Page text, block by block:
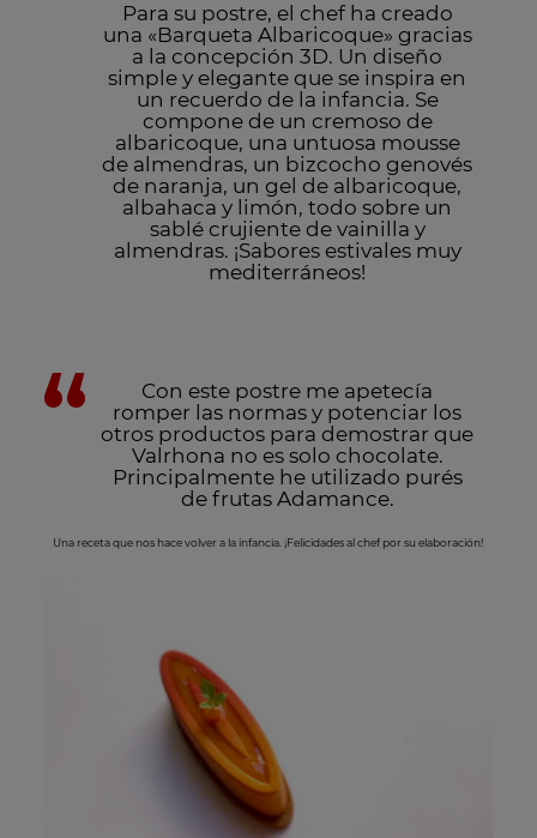
Para su postre, el chef ha creado
una «Barqueta Albaricoque» gracias
a la concepción 3D. Un diseño
simple y elegante que se inspira en
un recuerdo de la infancia. Se
compone de un cremoso de
albaricoque, una untuosa mousse
de almendras, un bizcocho genovés
de naranja, un gel de albaricoque,
albahaca y limón, todo sobre un
sablé crujiente de vainilla y
almendras. ¡Sabores estivales muy
mediterráneos!
Con este postre me apetecía
romper las normas y potenciar los
otros productos para demostrar que
Valrhona no es solo chocolate.
Principalmente he utilizado purés
de frutas Adamance.
Una receta que nos hace volver a la infancia. ¡Felicidades al chef por su elaboración!